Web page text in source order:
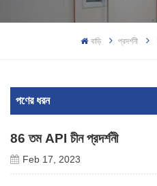
বাড়ি প্রদর্শনী
পণের ধরন
86 তম API চীন প্রদর্শনী
Feb 17, 2023